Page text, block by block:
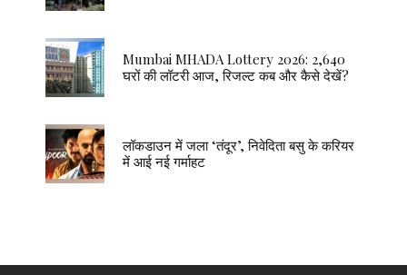
Mumbai MHADA Lottery 2026: 2,640
घरों की लॉटरी आज, रिजल्ट कब और कैसे देखें?
लॉकडाउन में जला ‘तंदूर’, निवेदिता बसु के करियर
में आई नई गर्माहट